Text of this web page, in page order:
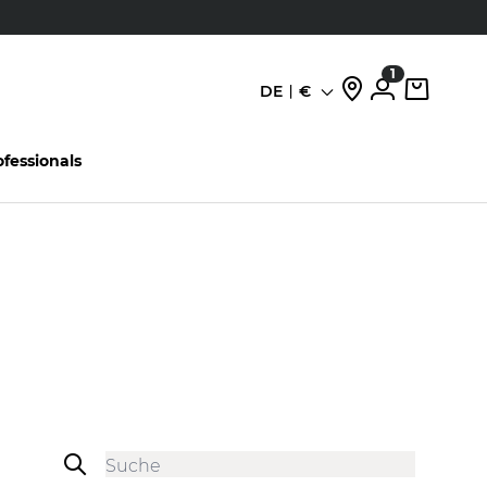
Sprache
DE €
1
Sidebar